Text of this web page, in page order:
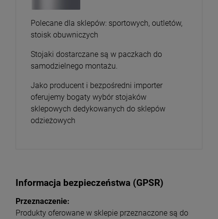
Polecane dla sklepów: sportowych, outletów,
stoisk obuwniczych
Stojaki dostarczane są w paczkach do
samodzielnego montażu.
Jako producent i bezpośredni importer
oferujemy bogaty wybór stojaków
sklepowych dedykowanych do sklepów
odzieżowych
Informacja bezpieczeństwa (GPSR)
Przeznaczenie:
Produkty oferowane w sklepie przeznaczone są do